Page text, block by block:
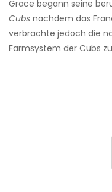
Grace begann seine
Cubs nachdem das
verbrachte jedoch die
Farmsystem der Cubs